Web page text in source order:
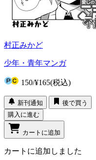
村正みかど
少年・青年マンガ
150/¥165(税込)
新刊通知
後で買う
購入に進む
カートに追加
カートに追加しました